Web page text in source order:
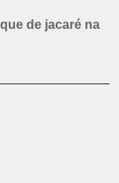
de jacaré na